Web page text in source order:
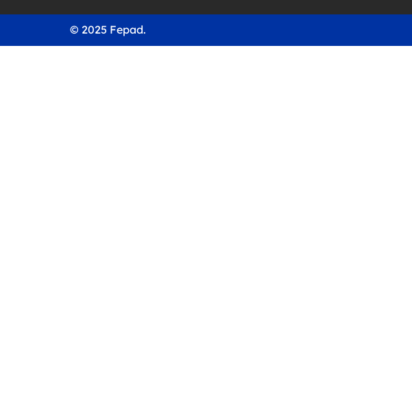
© 2025 Fepad.